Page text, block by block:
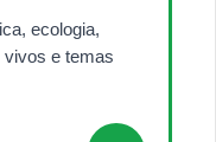
ecologia,
e temas